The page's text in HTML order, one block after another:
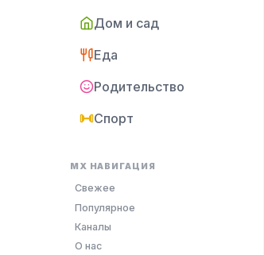
Дом и сад
Еда
Родительство
Спорт
MX НАВИГАЦИЯ
Свежее
Популярное
Каналы
О нас